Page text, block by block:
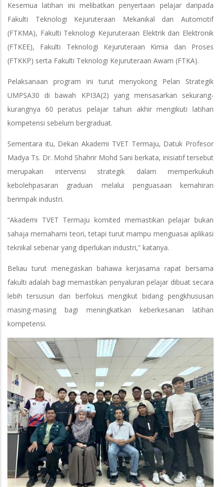
Kesemua latihan ini melibatkan penyertaan pelajar daripada
Fakulti Teknologi Kejuruteraan Mekanikal dan Automotif
(FTKMA), Fakulti Teknologi Kejuruteraan Elektrik dan Elektronik
(FTKEE), Fakulti Teknologi Kejuruteraan Kimia dan Proses
(FTKKP) serta Fakulti Teknologi Kejuruteraan Awam (FTKA).
Pelaksanaan program ini turut menyokong Pelan Strategik
UMPSA30 di bawah KPI3A(2) yang mensasarkan sekurang-
kurangnya 60 peratus pelajar tahun akhir mengikuti latihan
kompetensi sebelum bergraduat.
Sementara itu, Dekan Akademi TVET Termaju, Datuk Profesor
Madya Ts. Dr. Mohd Shahrir Mohd Sani berkata, inisiatif tersebut
merupakan intervensi strategik dalam memperkukuh
kebolehpasaran graduan melalui penguasaan kemahiran
berimpak industri.
“Akademi TVET Termaju komited memastikan pelajar bukan
sahaja memahami teori, tetapi turut mampu menguasai aplikasi
teknikal sebenar yang diperlukan industri,” katanya.
Beliau turut menegaskan bahawa kerjasama rapat bersama
fakulti adalah bagi memastikan penyaluran pelajar dibuat secara
lebih tersusun dan berfokus mengikut bidang pengkhususan
masing-masing bagi meningkatkan keberkesanan latihan
kompetensi.